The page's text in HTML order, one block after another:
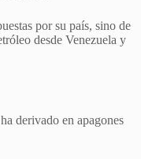
por su país, sino de
desde Venezuela y
derivado en apagones